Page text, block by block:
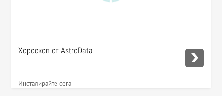
Хороскоп от AstroData
Инсталирайте сега